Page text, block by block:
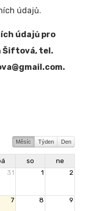
údajů.
údajů pro
Šiftová, tel.
Měsíc Týden Den
so
ne
31 1 2
7 8 9